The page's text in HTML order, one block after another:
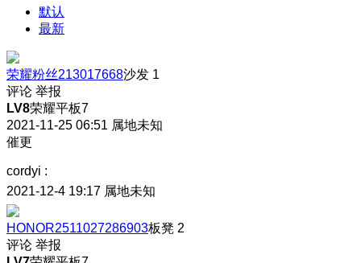
默认
最新
荣耀粉丝213017668沙发 1
评论 举报
LV8荣耀平板7
2021-11-25 06:51 属地未知
催更
cordyi :
2021-12-4 19:17 属地未知
HONOR2511027286903板凳 2
评论 举报